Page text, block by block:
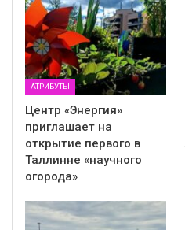
АТРИБУТЫ
Центр «Энергия»
приглашает на
открытие первого в
Таллинне «научного
огорода»